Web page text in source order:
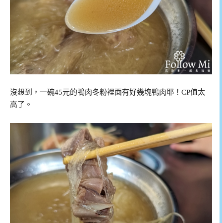
沒想到，一碗45元的鴨肉冬粉裡面有好幾塊鴨肉耶！CP值太
高了。